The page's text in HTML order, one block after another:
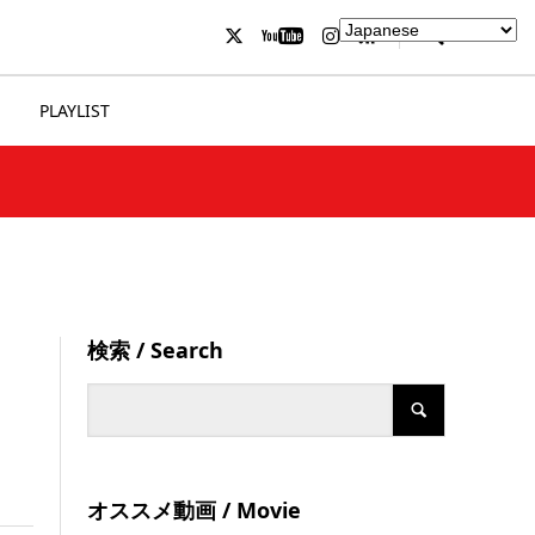
PLAYLIST
検索 / Search
オススメ動画 / Movie